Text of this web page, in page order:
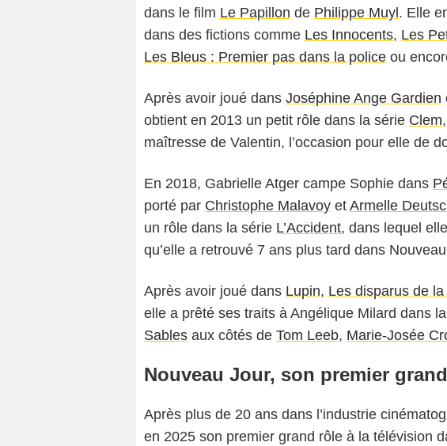
dans le film Le Papillon de Philippe Muyl . Elle
dans des fictions comme Les Innocents, Les
Les Bleus : Premier pas dans la police ou
Après avoir joué dans Joséphine Ange Gardien
obtient en 2013 un petit rôle dans la série Clem
maîtresse de Valentin, l’occasion pour elle de
En 2018, Gabrielle Atger campe Sophie dans
porté par Christophe Malavoy et Armelle
un rôle dans la série L’Accident, dans lequel
qu’elle a retrouvé 7 ans plus tard dans
Après avoir joué dans Lupin, Les disparus de
elle a prêté ses traits à Angélique Milard dans
Sables aux côtés de Tom Leeb, Marie-Josée
Nouveau Jour, son premier
Après plus de 20 ans dans l’industrie
en 2025 son premier grand rôle à la télévision